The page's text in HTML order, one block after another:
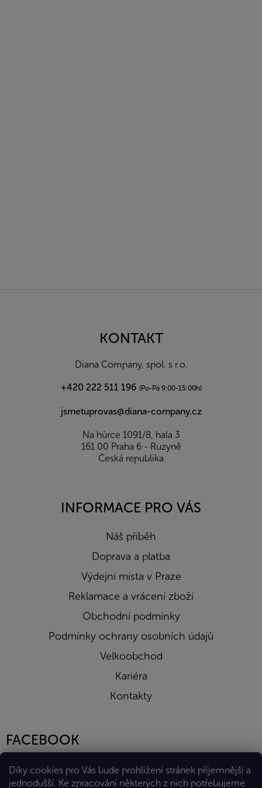
Díky cookies pro Vás bude prohlížení stránek příjemnější a
jednodušší. Ke zpracování některých z nich potřebujeme
KONTAKT
Diana Company, spol. s r.o.
+420 222 511 196 (Po-Pá 9:00-15:00h)
jsmetuprovas@diana-company.cz
Na hůrce 1091/8, hala 3
161 00 Praha 6 - Ruzyně
Česká republika
INFORMACE PRO VÁS
Náš příběh
Doprava a platba
Výdejní místa v Praze
Reklamace a vrácení zboží
Obchodní podmínky
Podmínky ochrany osobních údajů
Velkoobchod
Kariéra
Kontakty
FACEBOOK